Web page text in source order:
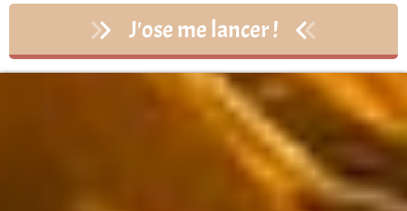
J'ose me lancer !